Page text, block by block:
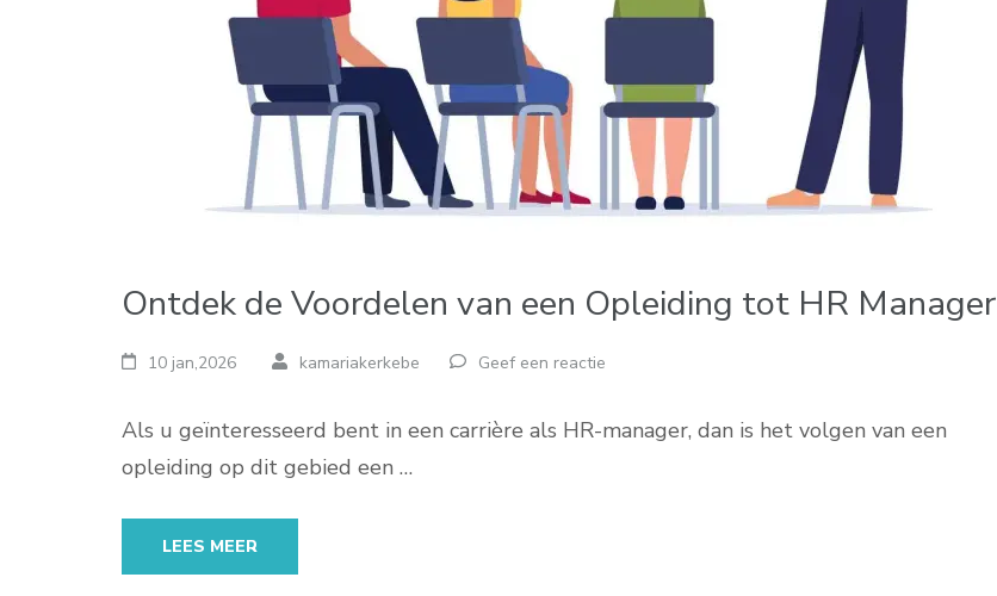
Ontdek de Voordelen van een Opleiding tot HR Manager
10 jan,2026 kamariakerkebe Geef een reactie
Als u geïnteresseerd bent in een carrière als HR-manager, dan is het volgen van een
opleiding op dit gebied een …
LEES MEER